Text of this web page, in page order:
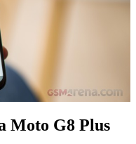
Moto G8 Plus